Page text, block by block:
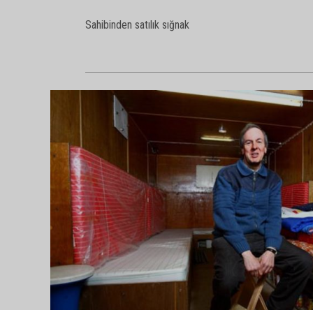
Sahibinden satılık sığnak